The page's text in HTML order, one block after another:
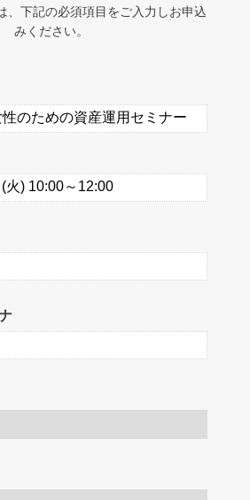
、下記の必須項目をご入力しお申込
みください。